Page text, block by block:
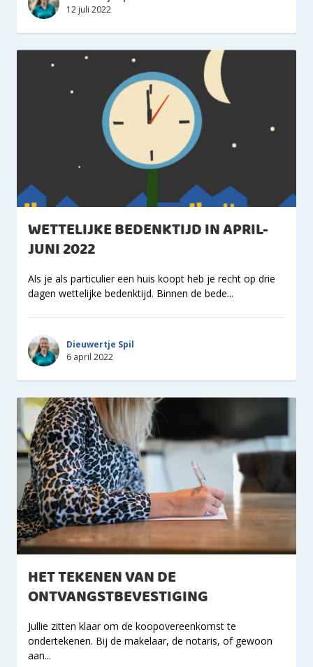
12 juli 2022
WETTELIJKE BEDENKTIJD IN APRIL-
JUNI 2022
Als je als particulier een huis koopt heb je recht op drie
dagen wettelijke bedenktijd. Binnen de bede...
Dieuwertje Spil
6 april 2022
HET TEKENEN VAN DE
ONTVANGSTBEVESTIGING
Jullie zitten klaar om de koopovereenkomst te
ondertekenen. Bij de makelaar, de notaris, of gewoon
aan...